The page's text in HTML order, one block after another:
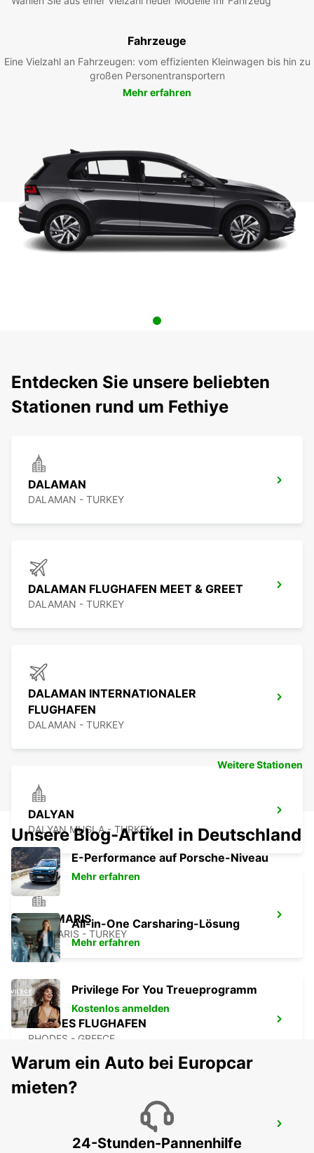
Fahrzeuge
Eine Vielzahl an Fahrzeugen: vom effizienten Kleinwagen bis hin zu
großen Personentransportern
Mehr erfahren
Entdecken Sie unsere beliebten
Stationen rund um Fethiye
DALAMAN
DALAMAN - TURKEY
DALAMAN FLUGHAFEN MEET & GREET
DALAMAN - TURKEY
DALAMAN INTERNATIONALER
FLUGHAFEN
DALAMAN - TURKEY
DALYAN
DALYAN MUGLA - TURKEY
MARMARIS
MARMARIS - TURKEY
RHODES FLUGHAFEN
RHODES - GREECE
DENIZLI INNENSTADT
DENIZLI - TURKEY
Weitere Stationen
Unsere Blog-Artikel in Deutschland
E-Performance auf Porsche-Niveau
Mehr erfahren
All-in-One Carsharing-Lösung
Mehr erfahren
Privilege For You Treueprogramm
Kostenlos anmelden
Warum ein Auto bei Europcar
mieten?
24-Stunden-Pannenhilfe